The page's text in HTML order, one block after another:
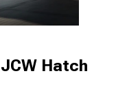
Hatch